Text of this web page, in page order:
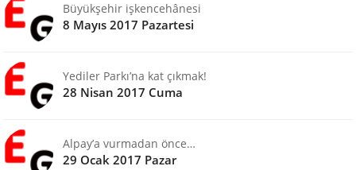
Büyükşehir işkencehânesi
8 Mayıs 2017 Pazartesi
Yediler Parkı’na kat çıkmak!
28 Nisan 2017 Cuma
Alpay’a vurmadan önce…
29 Ocak 2017 Pazar